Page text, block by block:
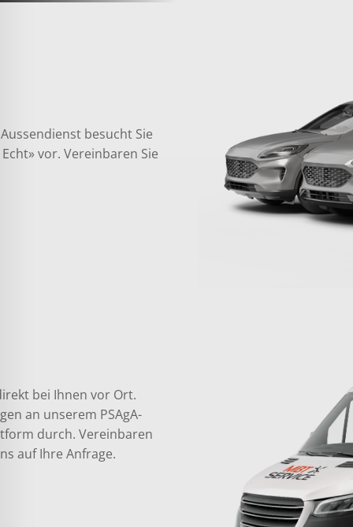
besucht Sie
vor. Vereinbaren Sie
bei Ihnen vor Ort.
an unserem PSAgA-
durch. Vereinbaren
auf Ihre Anfrage.